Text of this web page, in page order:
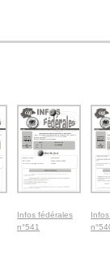
Infos fédérales
n°541